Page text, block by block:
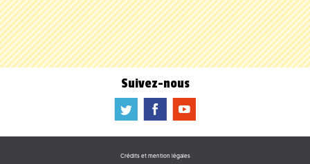
Suivez-nous
a b f
Crédits et mention légales